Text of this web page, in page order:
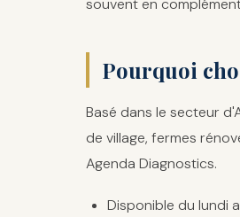
souvent en
Pourquoi
Basé dans le secteur
de village, fermes
Agenda Diagnostics.
Disponible du lundi